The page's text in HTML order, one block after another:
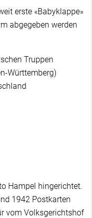
erste «Babyklappe»
abgegeben werden
Truppen
Württemberg)
Hampel hingerichtet.
1942 Postkarten
vom Volksgerichtshof